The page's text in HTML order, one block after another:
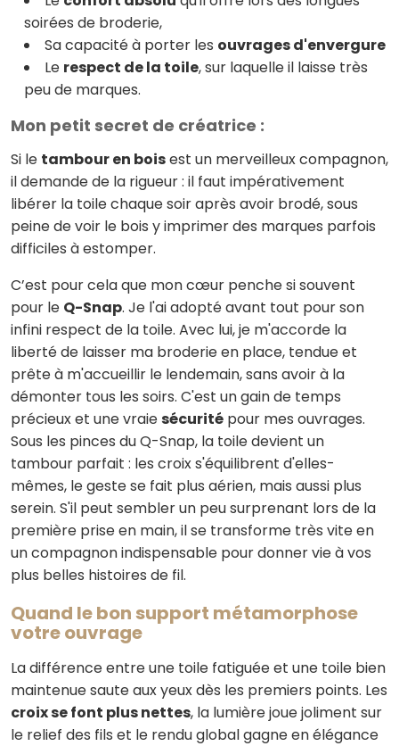
soirées de broderie,
Sa capacité à porter les ouvrages d'envergure
Le respect de la toile, sur laquelle il laisse très
peu de marques.
Mon petit secret de créatrice :
Si le tambour en boisest un merveilleux compagnon,
il demande de la rigueur : il faut impérativement
libérer la toile chaque soir après avoir brodé, sous
peine de voir le bois y imprimer des marques parfois
difficiles à estomper.
C’est pour cela que mon cœur penche si souvent
pour le Q-Snap. Je l'ai adopté avant tout pour son
infini respect de la toile. Avec lui, je m'accorde la
liberté de laisser ma broderie en place, tendue et
prête à m'accueillir le lendemain, sans avoir à la
démonter tous les soirs. C'est un gain de temps
précieux et une vraiesécurité pour mes ouvrages.
Sous les pinces du Q-Snap, la toile devient un
tambour parfait : les croix s'équilibrent d'elles-
mêmes, le geste se fait plus aérien, mais aussi plus
serein. S'il peut sembler un peu surprenant lors de la
première prise en main, il se transforme très vite en
un compagnon indispensable pour donner vie à vos
plus belles histoires de fil.
Quand le bon support métamorphose
votre ouvrage
La différence entre une toile fatiguée et une toile bien
maintenue saute aux yeux dès les premiers points. Les
croix se font plus nettes, la lumière joue joliment sur
le relief des fils et le rendu global gagne en élégance